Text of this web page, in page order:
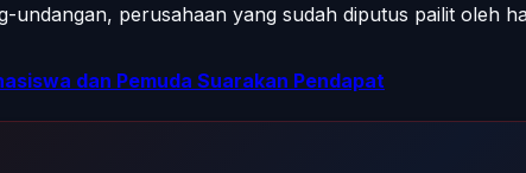
perusahaan yang sudah diputus pailit oleh
dan Pemuda Suarakan Pendapat